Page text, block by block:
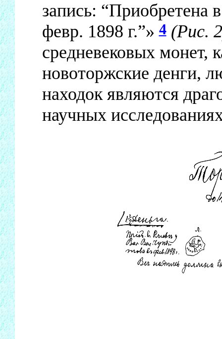
запись: “Приобретена
февр. 1898 г.”»4 (Рис.
средневековых монет,
новоторжские денги,
находок являются
научных